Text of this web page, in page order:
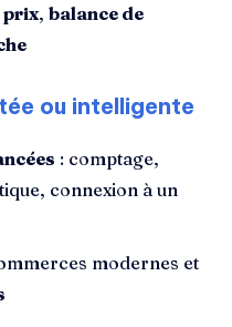
prix, balance de
ou intelligente
: comptage,
connexion à un
modernes et